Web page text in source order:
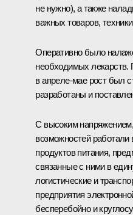
не нужно), а также
важных товаров,
Оперативно было
необходимых
в апреле-мае рост был
разработаны и
С высоким
возможностей работали
продуктов питания,
связанные с ними в
логистические и
предприятия
бесперебойно и